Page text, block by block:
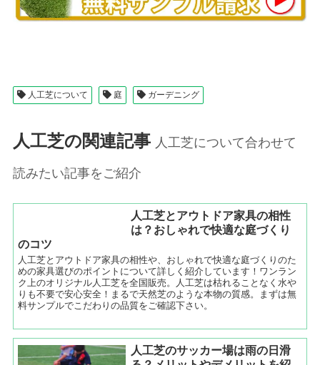
人工芝について 庭 ガーデニング
人工芝の関連記事 人工芝について合わせて
読みたい記事をご紹介
人工芝とアウトドア家具の相性
は？おしゃれで快適な庭づくり
のコツ
人工芝とアウトドア家具の相性や、おしゃれで快適な庭づくりのた
めの家具選びのポイントについて詳しく紹介しています！ワンラン
ク上のオリジナル人工芝を全国販売。人工芝は枯れることなく水や
りも不要で安心安全！まるで天然芝のような本物の質感。まずは無
料サンプルでこだわりの品質をご確認下さい。
人工芝のサッカー場は雨の日滑